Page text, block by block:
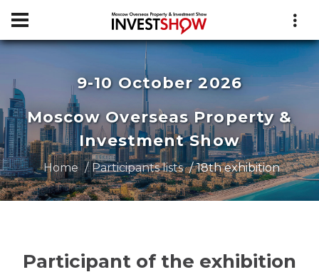
9-10 October 2026
Moscow Overseas Property &
Investment Show
Home Participants lists 18th exhibition
Participant of the exhibition